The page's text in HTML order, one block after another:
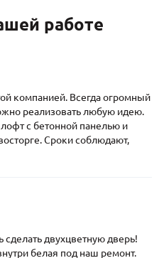
работе
компанией. Всегда огромный
реализовать любую идею.
с бетонной панелью и
Сроки соблюдают,
двухцветную дверь!
белая под наш ремонт.